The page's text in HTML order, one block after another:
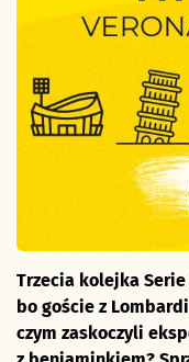
Trzecia kolejka
bo goście z
czym zaskoczyli